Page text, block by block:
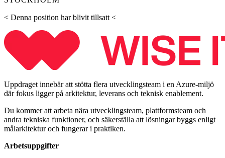
< Denna position har blivit tillsatt <
Uppdraget innebär att stötta flera utvecklingsteam i en Azure-miljö
där fokus ligger på arkitektur, leverans och teknisk enablement.
Du kommer att arbeta nära utvecklingsteam, plattformsteam och
andra tekniska funktioner, och säkerställa att lösningar byggs enligt
målarkitektur och fungerar i praktiken.
Arbetsuppgifter